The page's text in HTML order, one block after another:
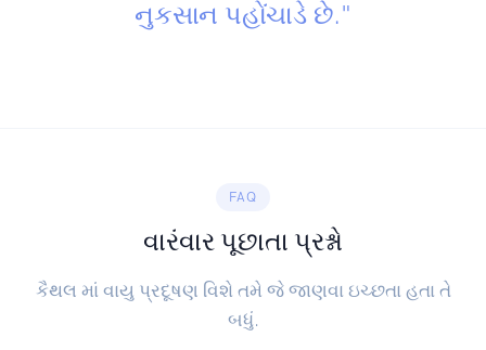
નુકસાન પહોંચાડે છે."
FAQ
વારંવાર પૂછાતા પ્રશ્નો
કૈથલ માં વાયુ પ્રદૂષણ વિશે તમે જે જાણવા ઇચ્છતા હતા તે
બધું.